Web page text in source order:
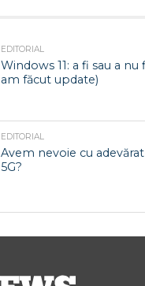
EDITORIAL
Windows 11: a fi sau a nu
am făcut update)
EDITORIAL
Avem nevoie cu
5G?